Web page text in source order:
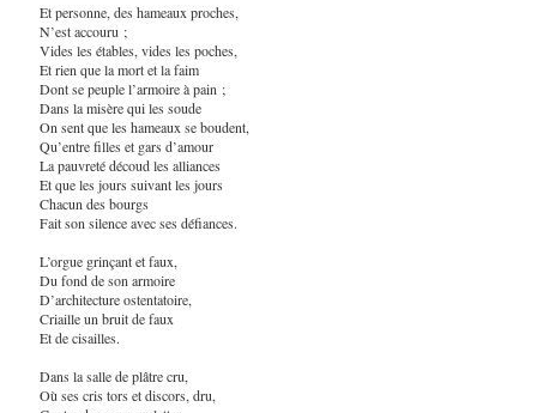
Et personne, des hameaux proches,
N’est accouru ;
Vides les étables, vides les poches,
Et rien que la mort et la faim
Dont se peuple l’armoire à pain ;
Dans la misère qui les soude
On sent que les hameaux se boudent,
Qu’entre filles et gars d’amour
La pauvreté découd les alliances
Et que les jours suivant les jours
Chacun des bourgs
Fait son silence avec ses défiances.
L’orgue grinçant et faux,
Du fond de son armoire
D’architecture ostentatoire,
Criaille un bruit de faux
Et de cisailles.
Dans la salle de plâtre cru,
Où ses cris tors et discors, dru,